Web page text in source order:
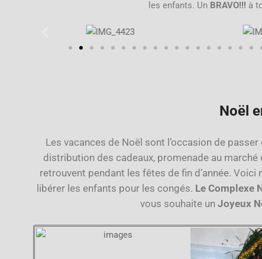
les enfants. Un BRAVO!!! à
Noël
Les vacances de Noël sont l’occasion de
distribution des cadeaux, promenade au marché
retrouvent pendant les fêtes de fin d’année.
libérer les enfants pour les congés. Le Complexe
vous souhaite un Joyeux